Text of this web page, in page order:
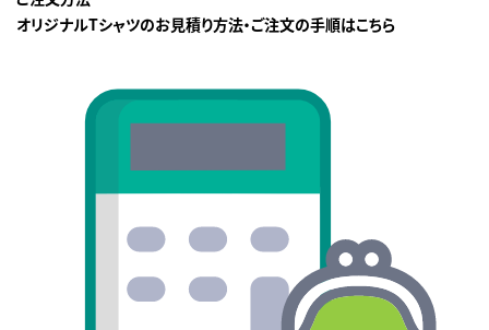
オリジナルTシャツのお見積り方法・ご注文の手順はこちら